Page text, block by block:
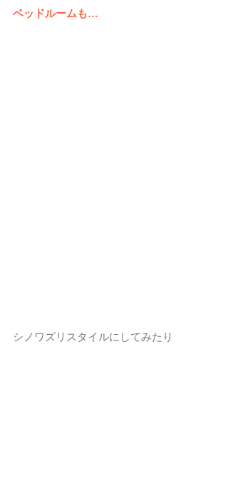
ベッドルームも…
シノワズリスタイルにしてみたり